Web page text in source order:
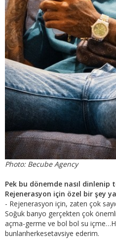
Photo: Becube Agency
Pek bu dönemde nasıl dinlenip
Rejenerasyon için özel bir şey
- Rejenerasyon için, zaten çok
Soğuk banyo gerçekten çok
açma-germe ve bol bol su
bunlarıherkesetavsiye ederim.